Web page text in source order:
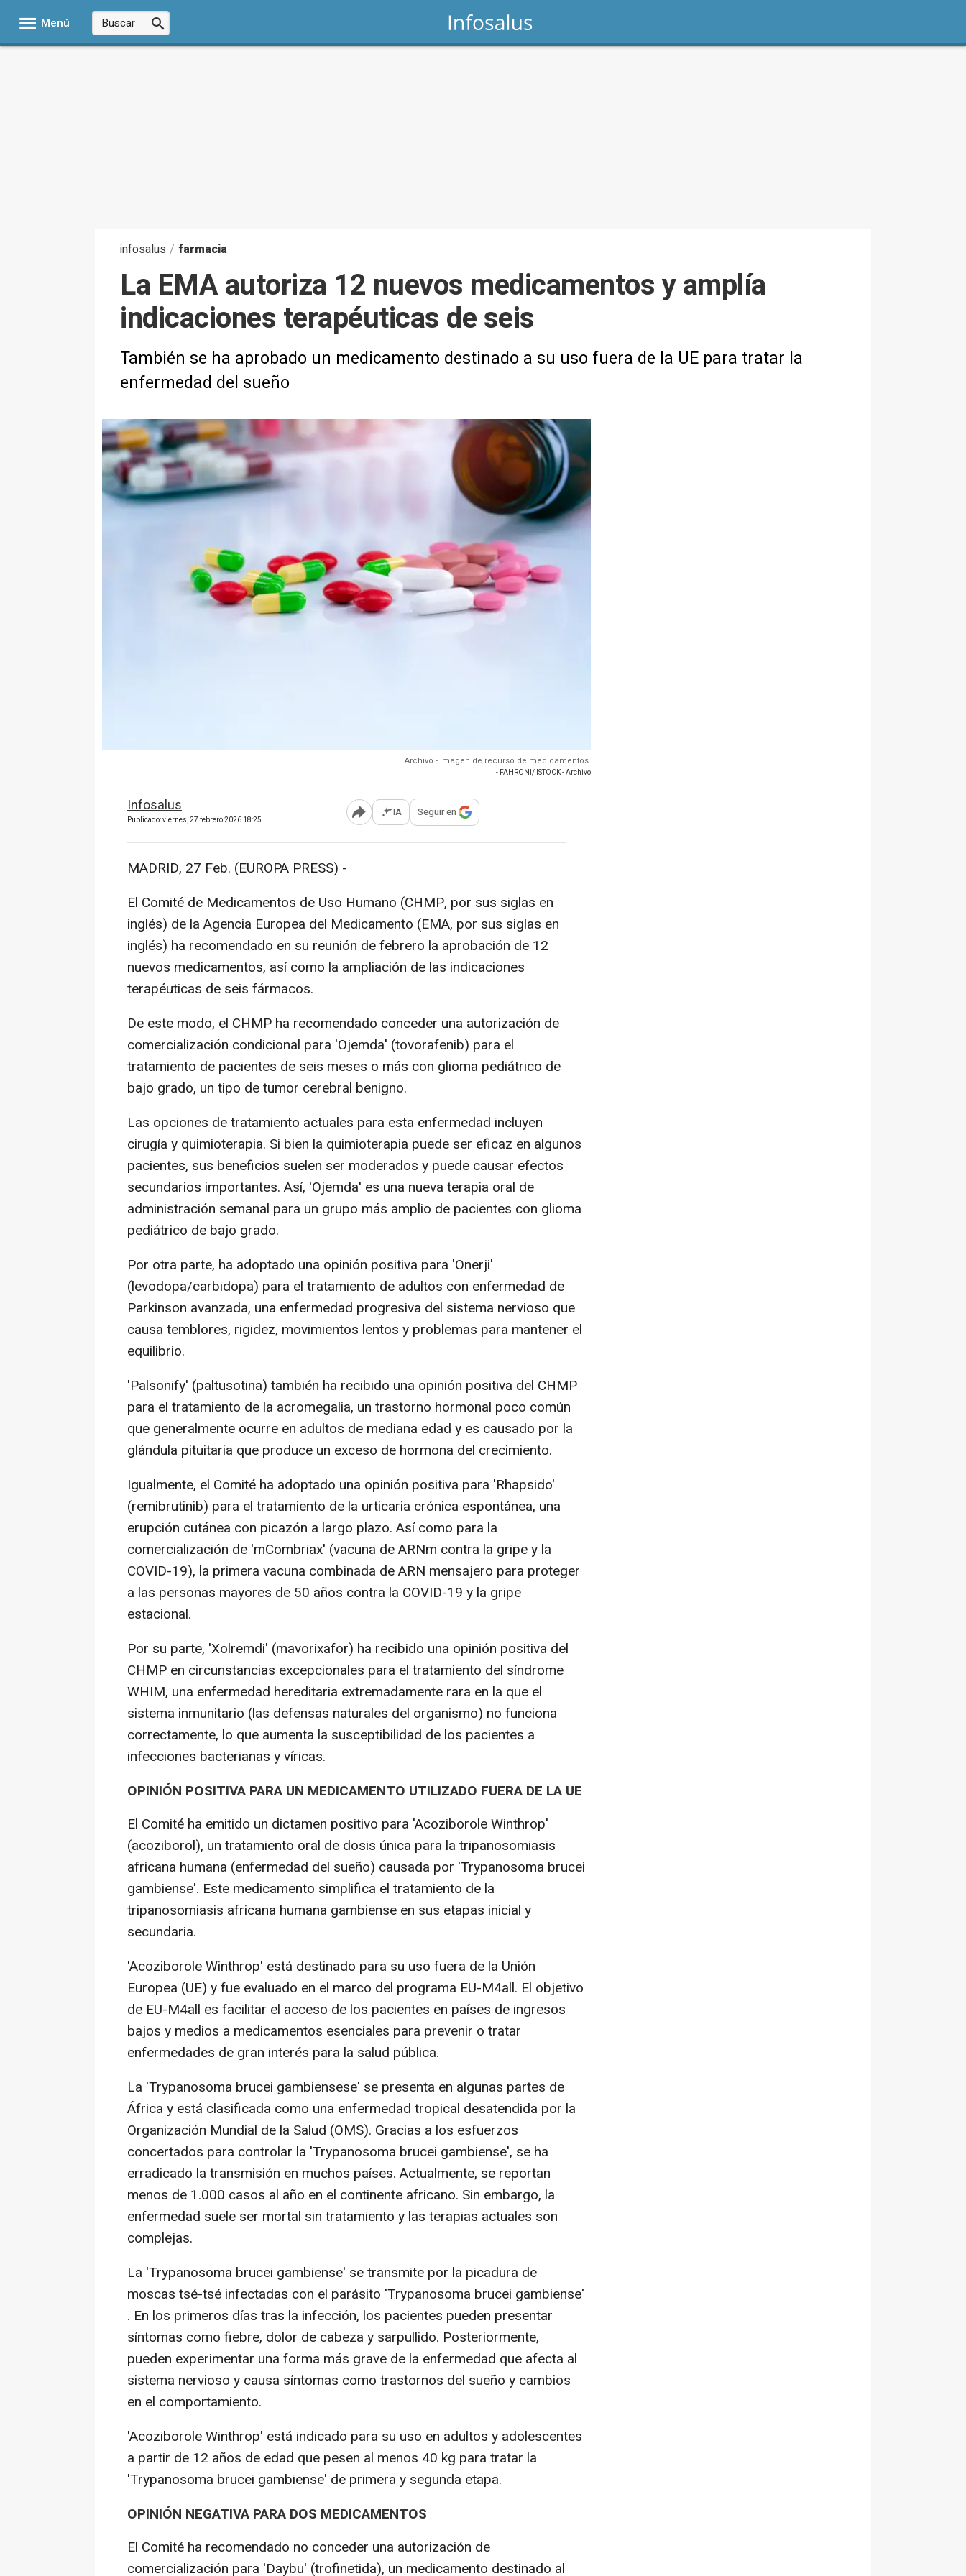
Menú
infosalus / farmacia
La EMA autoriza 12 nuevos medicamentos y amplía
indicaciones terapéuticas de seis
También se ha aprobado un medicamento destinado a su uso fuera de la UE para tratar la
enfermedad del sueño
Archivo - Imagen de recurso de medicamentos.
- FAHRONI/ ISTOCK - Archivo
Infosalus
Publicado: viernes, 27 febrero 2026 18:25 Abrir opciones para compartir
IA Seguir en
MADRID, 27 Feb. (EUROPA PRESS) -
El Comité de Medicamentos de Uso Humano (CHMP, por sus siglas en
inglés) de la Agencia Europea del Medicamento (EMA, por sus siglas en
inglés) ha recomendado en su reunión de febrero la aprobación de 12
nuevos medicamentos, así como la ampliación de las indicaciones
terapéuticas de seis fármacos.
De este modo, el CHMP ha recomendado conceder una autorización de
comercialización condicional para 'Ojemda' (tovorafenib) para el
tratamiento de pacientes de seis meses o más con glioma pediátrico de
bajo grado, un tipo de tumor cerebral benigno.
Las opciones de tratamiento actuales para esta enfermedad incluyen
cirugía y quimioterapia. Si bien la quimioterapia puede ser eficaz en algunos
pacientes, sus beneficios suelen ser moderados y puede causar efectos
secundarios importantes. Así, 'Ojemda' es una nueva terapia oral de
administración semanal para un grupo más amplio de pacientes con glioma
pediátrico de bajo grado.
Por otra parte, ha adoptado una opinión positiva para 'Onerji'
(levodopa/carbidopa) para el tratamiento de adultos con enfermedad de
Parkinson avanzada, una enfermedad progresiva del sistema nervioso que
causa temblores, rigidez, movimientos lentos y problemas para mantener el
equilibrio.
'Palsonify' (paltusotina) también ha recibido una opinión positiva del CHMP
para el tratamiento de la acromegalia, un trastorno hormonal poco común
que generalmente ocurre en adultos de mediana edad y es causado por la
glándula pituitaria que produce un exceso de hormona del crecimiento.
Igualmente, el Comité ha adoptado una opinión positiva para 'Rhapsido'
(remibrutinib) para el tratamiento de la urticaria crónica espontánea, una
erupción cutánea con picazón a largo plazo. Así como para la
comercialización de 'mCombriax' (vacuna de ARNm contra la gripe y la
COVID-19), la primera vacuna combinada de ARN mensajero para proteger
a las personas mayores de 50 años contra la COVID-19 y la gripe
estacional.
Por su parte, 'Xolremdi' (mavorixafor) ha recibido una opinión positiva del
CHMP en circunstancias excepcionales para el tratamiento del síndrome
WHIM, una enfermedad hereditaria extremadamente rara en la que el
sistema inmunitario (las defensas naturales del organismo) no funciona
correctamente, lo que aumenta la susceptibilidad de los pacientes a
infecciones bacterianas y víricas.
OPINIÓN POSITIVA PARA UN MEDICAMENTO UTILIZADO FUERA DE LA UE
El Comité ha emitido un dictamen positivo para 'Acoziborole Winthrop'
(acoziborol), un tratamiento oral de dosis única para la tripanosomiasis
africana humana (enfermedad del sueño) causada por 'Trypanosoma brucei
gambiense'. Este medicamento simplifica el tratamiento de la
tripanosomiasis africana humana gambiense en sus etapas inicial y
secundaria.
'Acoziborole Winthrop' está destinado para su uso fuera de la Unión
Europea (UE) y fue evaluado en el marco del programa EU-M4all. El objetivo
de EU-M4all es facilitar el acceso de los pacientes en países de ingresos
bajos y medios a medicamentos esenciales para prevenir o tratar
enfermedades de gran interés para la salud pública.
La 'Trypanosoma brucei gambiensese' se presenta en algunas partes de
África y está clasificada como una enfermedad tropical desatendida por la
Organización Mundial de la Salud (OMS). Gracias a los esfuerzos
concertados para controlar la 'Trypanosoma brucei gambiense', se ha
erradicado la transmisión en muchos países. Actualmente, se reportan
menos de 1.000 casos al año en el continente africano. Sin embargo, la
enfermedad suele ser mortal sin tratamiento y las terapias actuales son
complejas.
La 'Trypanosoma brucei gambiense' se transmite por la picadura de
moscas tsé-tsé infectadas con el parásito 'Trypanosoma brucei gambiense'
. En los primeros días tras la infección, los pacientes pueden presentar
síntomas como fiebre, dolor de cabeza y sarpullido. Posteriormente,
pueden experimentar una forma más grave de la enfermedad que afecta al
sistema nervioso y causa síntomas como trastornos del sueño y cambios
en el comportamiento.
'Acoziborole Winthrop' está indicado para su uso en adultos y adolescentes
a partir de 12 años de edad que pesen al menos 40 kg para tratar la
'Trypanosoma brucei gambiense' de primera y segunda etapa.
OPINIÓN NEGATIVA PARA DOS MEDICAMENTOS
El Comité ha recomendado no conceder una autorización de
comercialización para 'Daybu' (trofinetida), un medicamento destinado al